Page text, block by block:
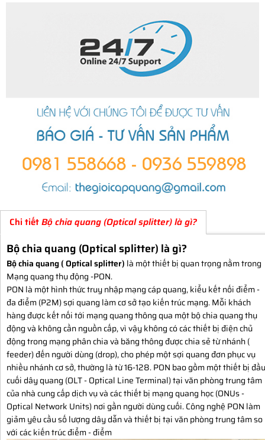
Chi tiếtBộ chia quang (Optical splitter) là gì?
Bộ chia quang (Optical splitter) là gì?
Bộ chia quang ( Optical splitter) là một thiết bị quan trọng nằm trong
Mạng quang thụ động -PON.
PON là một hình thức truy nhập mạng cáp quang, kiểu kết nối điểm -
đa điểm (P2M) sợi quang làm cơ sở tạo kiến ​​trúc mạng. Mỗi khách
hàng được kết nối tới mạng quang thông qua một bộ chia quang thụ
động và không cần nguồn cấp, vì vậy không có các thiết bị điện chủ
động trong mạng phân chia và băng thông được chia sẻ từ nhánh (
feeder) đến người dùng (drop), cho phép một sợi quang đơn phục vụ
nhiều nhánh cơ sở, thường là từ 16-128. PON bao gồm một thiết bị đầu
cuối dây quang (OLT - Optical Line Terminal) tại văn phòng trung tâm
của nhà cung cấp dịch vụ và các thiết bị mạng quang học (ONUs -
Optical Network Units) nơi gần người dùng cuối. Công nghệ PON làm
giảm yêu cầu số lượng dây dẫn và thiết bị tại văn phòng trung tâm so
với các kiến trúc điểm - điểm